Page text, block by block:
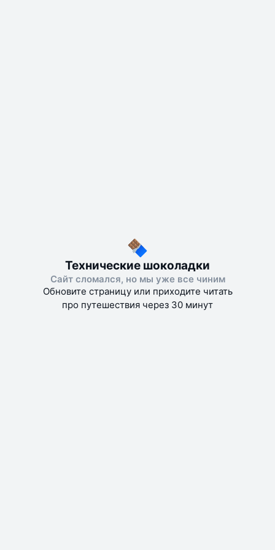
Технические шоколадки
Сайт сломался, но мы уже все чиним
Обновите страницу или приходите читать
про путешествия через 30 минут